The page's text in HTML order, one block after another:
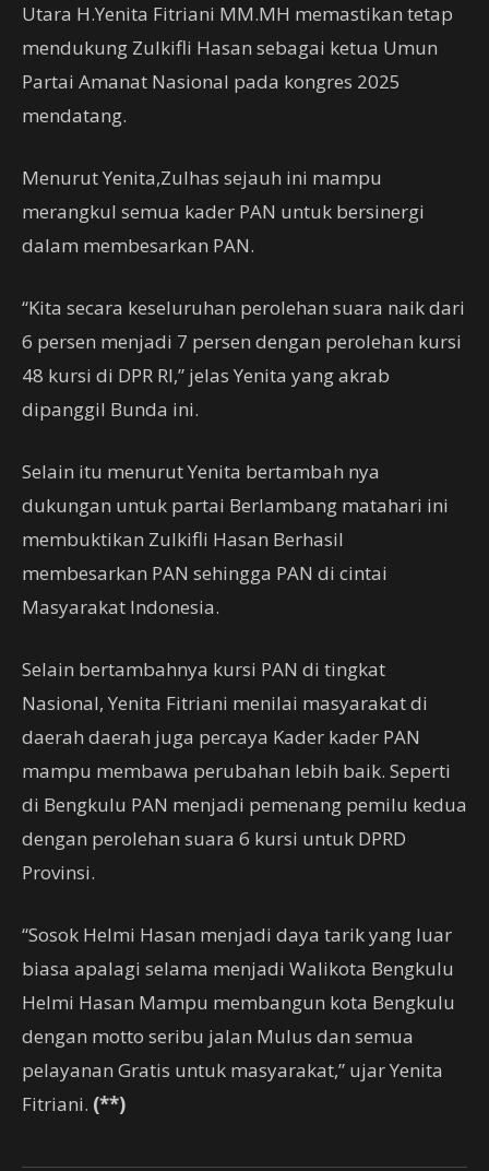
Utara H.Yenita Fitriani MM.MH memastikan tetap
mendukung Zulkifli Hasan sebagai ketua Umun
Partai Amanat Nasional pada kongres 2025
mendatang.
Menurut Yenita,Zulhas sejauh ini mampu
merangkul semua kader PAN untuk bersinergi
dalam membesarkan PAN.
“Kita secara keseluruhan perolehan suara naik dari
6 persen menjadi 7 persen dengan perolehan kursi
48 kursi di DPR RI,” jelas Yenita yang akrab
dipanggil Bunda ini.
Selain itu menurut Yenita bertambah nya
dukungan untuk partai Berlambang matahari ini
membuktikan Zulkifli Hasan Berhasil
membesarkan PAN sehingga PAN di cintai
Masyarakat Indonesia.
Selain bertambahnya kursi PAN di tingkat
Nasional, Yenita Fitriani menilai masyarakat di
daerah daerah juga percaya Kader kader PAN
mampu membawa perubahan lebih baik. Seperti
di Bengkulu PAN menjadi pemenang pemilu kedua
dengan perolehan suara 6 kursi untuk DPRD
Provinsi.
“Sosok Helmi Hasan menjadi daya tarik yang luar
biasa apalagi selama menjadi Walikota Bengkulu
Helmi Hasan Mampu membangun kota Bengkulu
dengan motto seribu jalan Mulus dan semua
pelayanan Gratis untuk masyarakat,” ujar Yenita
Fitriani. (**)